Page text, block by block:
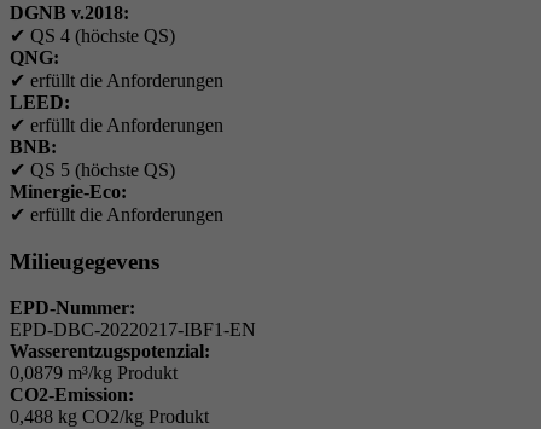
DGNB v.2018:
✔ QS 4 (höchste QS)
QNG:
✔ erfüllt die Anforderungen
LEED:
✔ erfüllt die Anforderungen
BNB:
✔ QS 5 (höchste QS)
Minergie-Eco:
✔ erfüllt die Anforderungen
Milieugegevens
EPD-Nummer:
EPD-DBC-20220217-IBF1-EN
Wasserentzugspotenzial:
0,0879 m³/kg Produkt
CO2-Emission:
0,488 kg CO2/kg Produkt